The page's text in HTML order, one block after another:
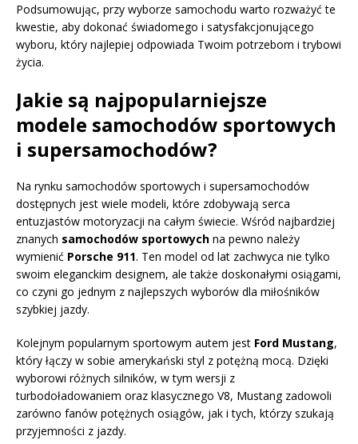
Podsumowując, przy wyborze samochodu warto rozważyć te
kwestie, aby dokonać świadomego i satysfakcjonującego
wyboru, który najlepiej odpowiada Twoim potrzebom i trybowi
życia.
Jakie są najpopularniejsze
modele samochodów sportowych
i supersamochodów?
Na rynku samochodów sportowych i supersamochodów
dostępnych jest wiele modeli, które zdobywają serca
entuzjastów motoryzacji na całym świecie. Wśród najbardziej
znanych samochodów sportowych na pewno należy
wymienić Porsche 911. Ten model od lat zachwyca nie tylko
swoim eleganckim designem, ale także doskonałymi osiągami,
co czyni go jednym z najlepszych wyborów dla miłośników
szybkiej jazdy.
Kolejnym popularnym sportowym autem jest Ford Mustang,
który łączy w sobie amerykański styl z potężną mocą. Dzięki
wyborowi różnych silników, w tym wersji z
turbodoładowaniem oraz klasycznego V8, Mustang zadowoli
zarówno fanów potężnych osiągów, jak i tych, którzy szukają
przyjemności z jazdy.